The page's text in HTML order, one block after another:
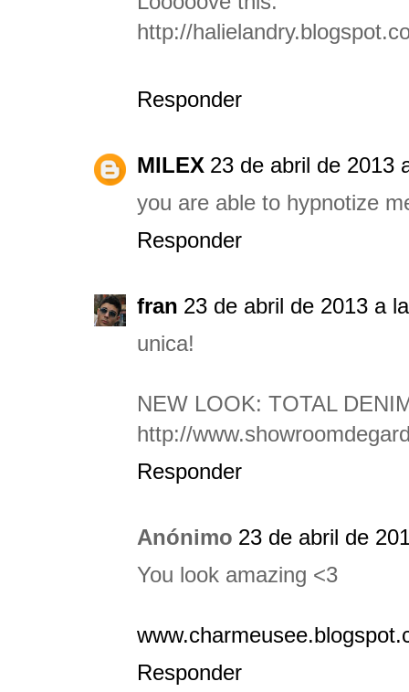
http://
Responder
MILEX 23 de abril de 2013
you are able to hypnotize
Responder
fran 23 de abril de 2013 a
unica!
NEW LOOK: TOTAL
http://
Responder
Anónimo 23 de abril de
You look amazing <3
Responder